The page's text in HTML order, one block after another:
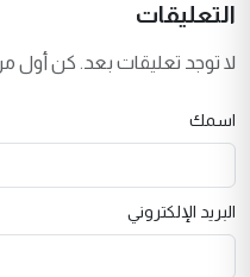
التعليقات
لا توجد تعليقات بعد. كن أول
اسمك
البريد الإلكتروني